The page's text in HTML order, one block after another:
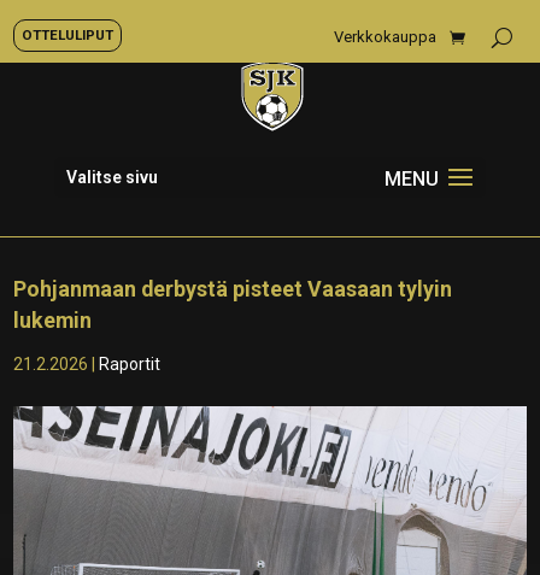
OTTELULIPUT Verkkokauppa
Valitse sivu
Pohjanmaan derbystä pisteet Vaasaan tylyin
lukemin
21.2.2026 Raportit